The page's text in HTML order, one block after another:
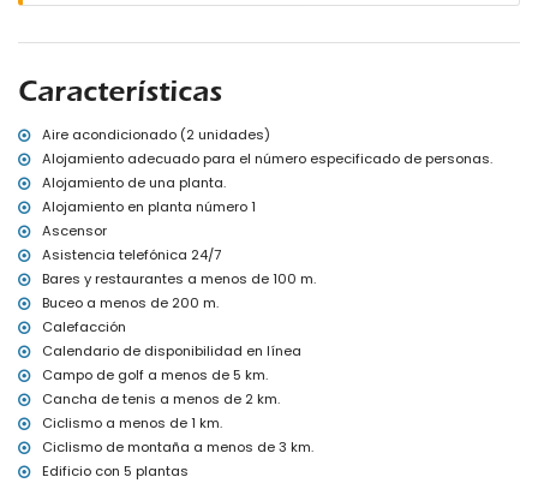
metros del apartamento)
apartamento)
kilómetros)
por favor, consulte si se admiten mascotas
El edificio donde se encuentra el alojamiento tiene ascensor.
El alojamiento es muy adecuado para familias con niños
Instalaciones y servicios incluidos en el precio del alquiler del
apartamento
plancha y tabla de planchar
ropa de cama y toallas
servicio de recepción y servicio de emergencias 24 horas
calefacción con aire acondicionado
Instalaciones y servicios con coste adicional
cama extra y cuna (bajo demanda)
Entretenimiento y actividades de ocio para sus vacaciones en
Jávea, Costa Blanca
Características
Aire acondicionado (2 unidades)
Alojamiento adecuado para el número especificado de personas.
Alojamiento de una planta.
Alojamiento en planta número 1
Ascensor
Asistencia telefónica 24/7
Bares y restaurantes a menos de 100 m.
Buceo a menos de 200 m.
Calefacción
Calendario de disponibilidad en línea
Campo de golf a menos de 5 km.
Cancha de tenis a menos de 2 km.
Ciclismo a menos de 1 km.
Ciclismo de montaña a menos de 3 km.
Edificio con 5 plantas